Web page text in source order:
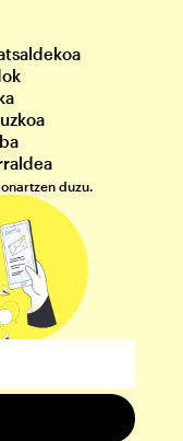
onartzen duzu.